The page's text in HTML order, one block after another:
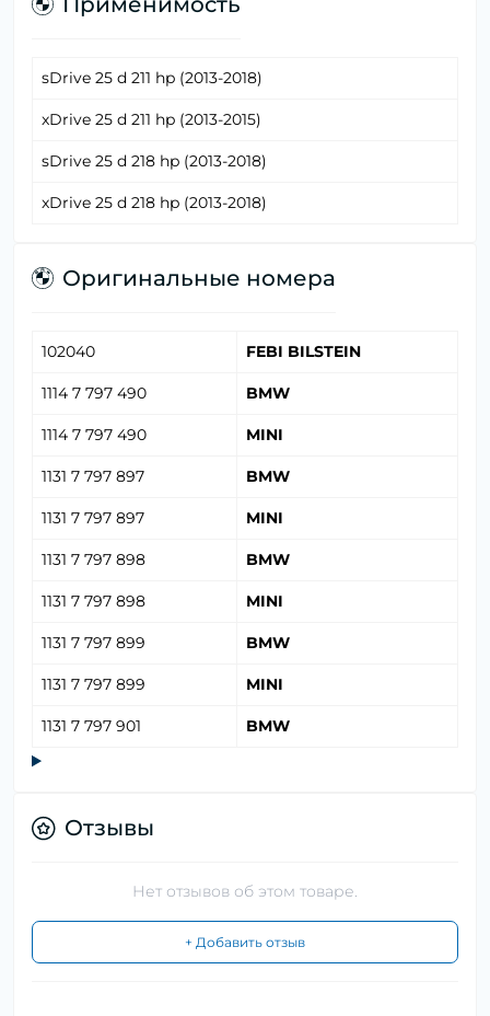
sDrive 25 d 211 hp (2013-2018)
xDrive 25 d 211 hp (2013-2015)
sDrive 25 d 218 hp (2013-2018)
xDrive 25 d 218 hp (2013-2018)
Оригинальные номера
102040 FEBI BILSTEIN
1114 7 797 490 BMW
1114 7 797 490 MINI
1131 7 797 897 BMW
1131 7 797 897 MINI
1131 7 797 898 BMW
1131 7 797 898 MINI
1131 7 797 899 BMW
1131 7 797 899 MINI
1131 7 797 901 BMW
Отзывы
Нет отзывов об этом товаре.
+ Добавить отзыв